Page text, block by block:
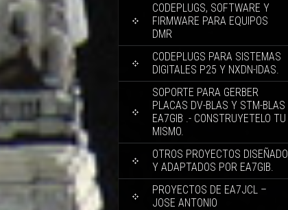
CODEPLUGS, SOFTWARE Y
FIRMWARE PARA EQUIPOS
DMR
CODEPLUGS PARA SISTEMAS
DIGITALES P25 Y NXDN-IDAS.
SOPORTE PARA GERBER
PLACAS DV-BLAS Y STM-BLAS
EA7GIB .- CONSTRUYETELO TU
MISMO.
OTROS PROYECTOS DISEÑADO
Y ADAPTADOS POR EA7GIB.
PROYECTOS DE EA7JCL –
JOSE ANTONIO